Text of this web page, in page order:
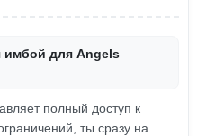
имбой для Angels
полный доступ к
ты сразу на